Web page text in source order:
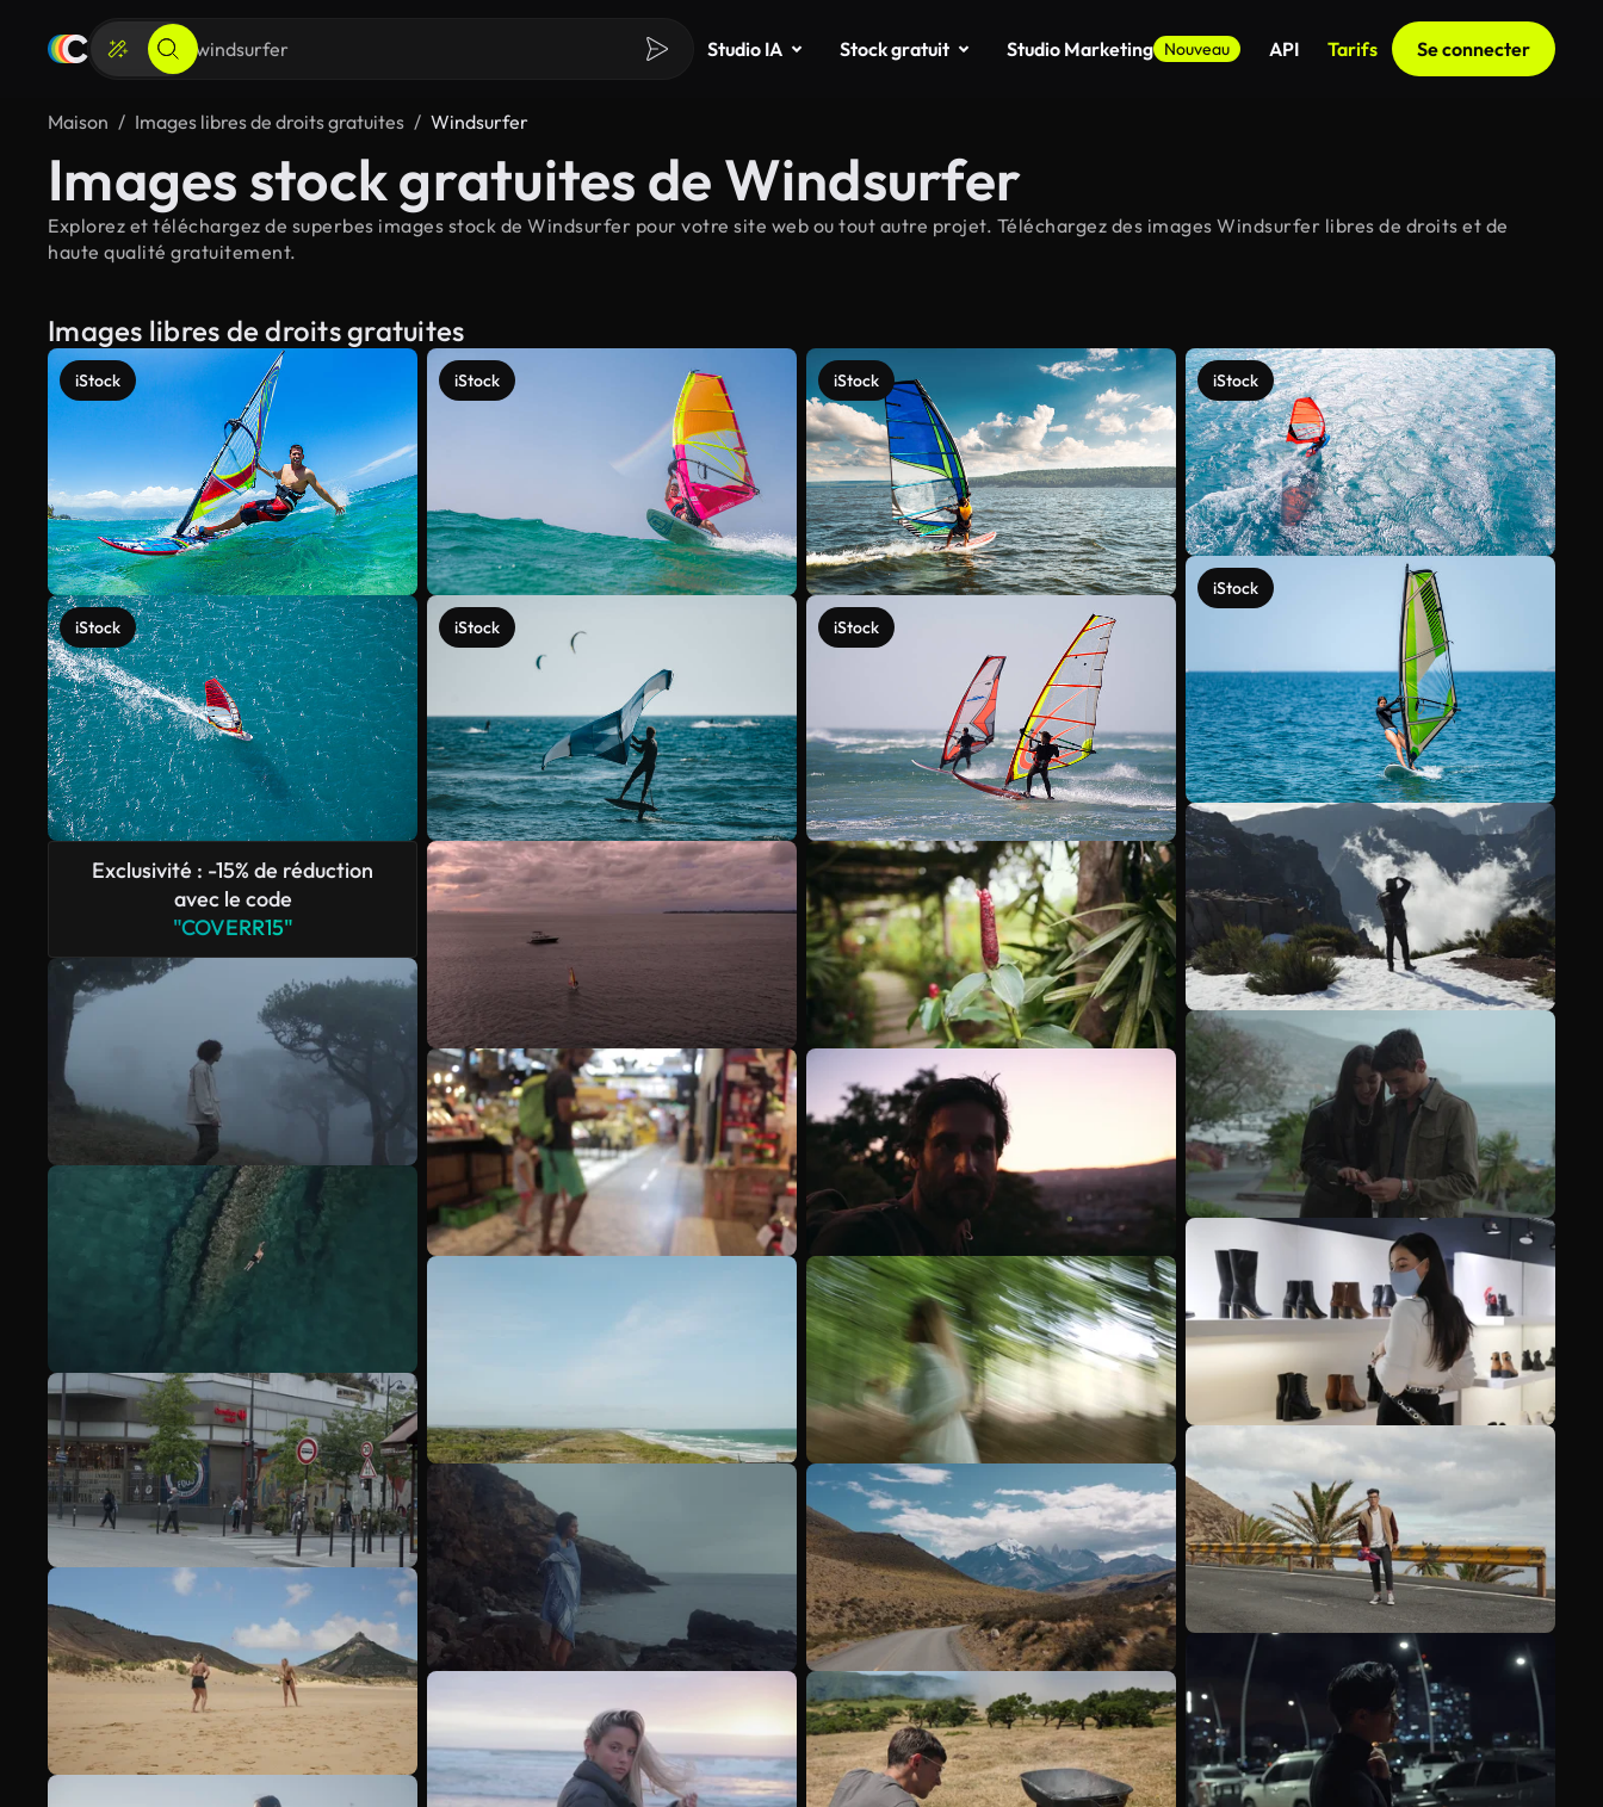
Studio IA Stock gratuit Studio Marketing Nouveau API Tarifs Se connecter
Maison Images libres de droits gratuites Windsurfer
Images stock gratuites de Windsurfer
Explorez et téléchargez de superbes images stock de Windsurfer pour votre site web ou tout autre projet. Téléchargez des images Windsurfer libres de droits et de
haute qualité gratuitement.
Images libres de droits gratuites
iStock
iStock
Exclusivité : -15% de réduction
avec le code
"COVERR15"
iStock
iStock
iStock
iStock
iStock
iStock
Voir plus